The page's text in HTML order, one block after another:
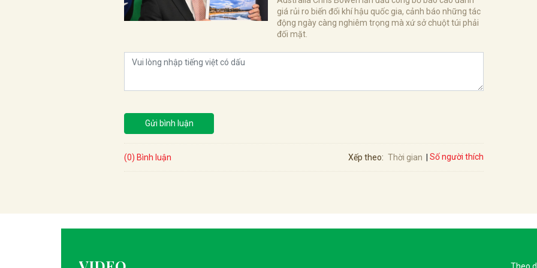
giá rủi ro biến đổi khí hậu quốc gia, cảnh báo những tác
động ngày càng nghiêm trọng mà xứ sở chuột túi phải
đối mặt.
Gửi bình luận
(0) Bình luận Xếp theo: Thời gian Số người thích
Theo